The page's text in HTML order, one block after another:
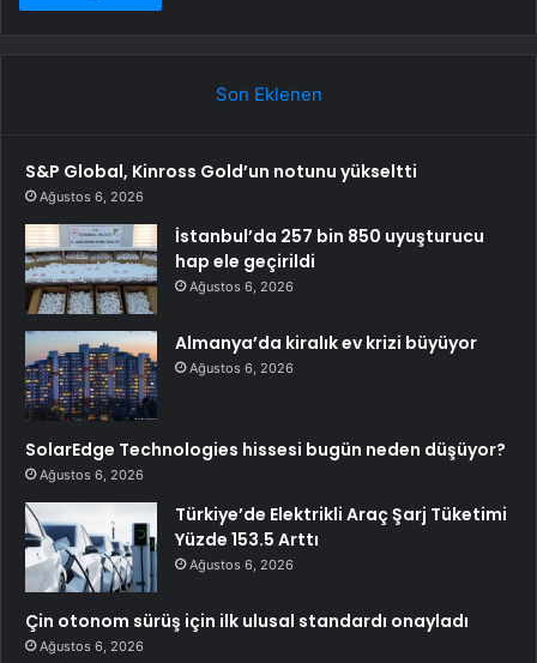
Son Eklenen
S&P Global, Kinross Gold’un notunu yükseltti
Ağustos 6, 2026
İstanbul’da 257 bin 850 uyuşturucu
hap ele geçirildi
Ağustos 6, 2026
Almanya’da kiralık ev krizi büyüyor
Ağustos 6, 2026
SolarEdge Technologies hissesi bugün neden düşüyor?
Ağustos 6, 2026
Türkiye’de Elektrikli Araç Şarj Tüketimi
Yüzde 153.5 Arttı
Ağustos 6, 2026
Çin otonom sürüş için ilk ulusal standardı onayladı
Ağustos 6, 2026